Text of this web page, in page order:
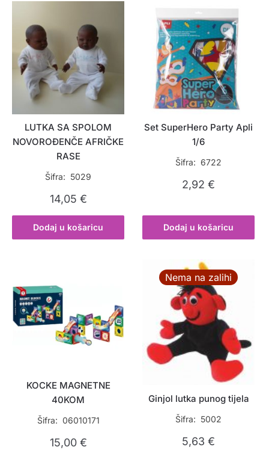
LUTKA SA SPOLOM
NOVOROĐENČE AFRIČKE
RASE
Šifra: 5029
14,05 €
Dodaj u košaricu
Set SuperHero Party Apli
1/6
Šifra: 6722
2,92€
Dodaj u košaricu
KOCKE MAGNETNE
40KOM
Šifra: 06010171
15,00 €
Nema na zalihi
Ginjol lutka punog tijela
Šifra: 5002
5,63€